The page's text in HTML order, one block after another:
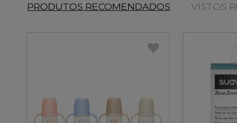
PRODUTOS RECOMENDADOS VISTOS